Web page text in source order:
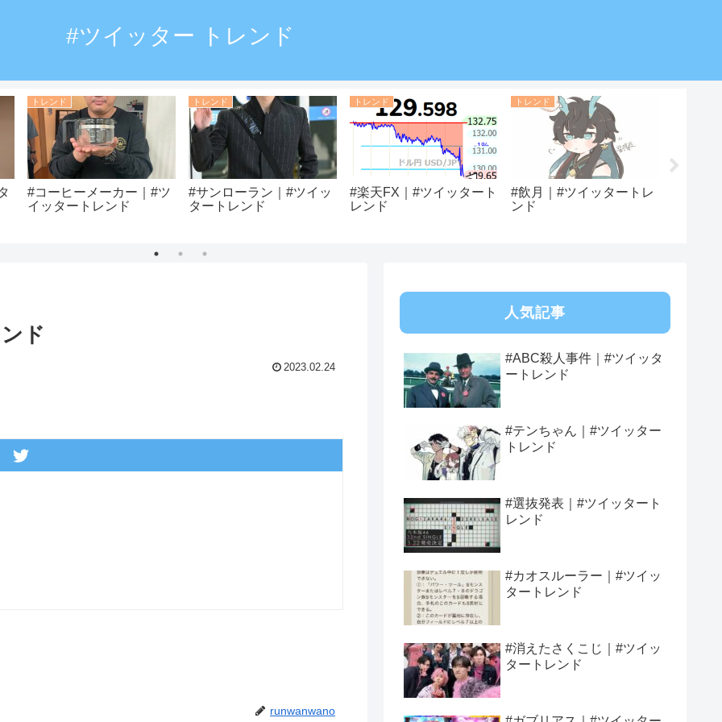
#ツイッター トレンド
トレンド
#コーヒーメーカー｜#ツ
イッタートレンド
トレンド
#サンローラン｜#ツイッ
タートレンド
トレンド
#楽天FX｜#ツイッタート
レンド
トレンド
#飲月｜#ツイッタートレ
ンド
ド
2023.02.24
runwanwano
人気記事
#ABC殺人事件｜#ツイッタ
ートレンド
#テンちゃん｜#ツイッター
トレンド
#選抜発表｜#ツイッタート
レンド
#カオスルーラー｜#ツイッ
タートレンド
#消えたさくこじ｜#ツイッ
タートレンド